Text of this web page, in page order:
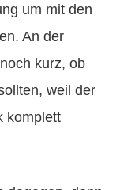
um mit den
An der
kurz, ob
weil der
komplett